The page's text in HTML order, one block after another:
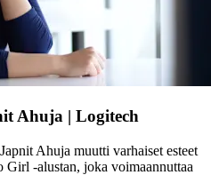
Ahuja | Logitech
Ahuja muutti varhaiset esteet
Girl -alustan, joka voimaannuttaa